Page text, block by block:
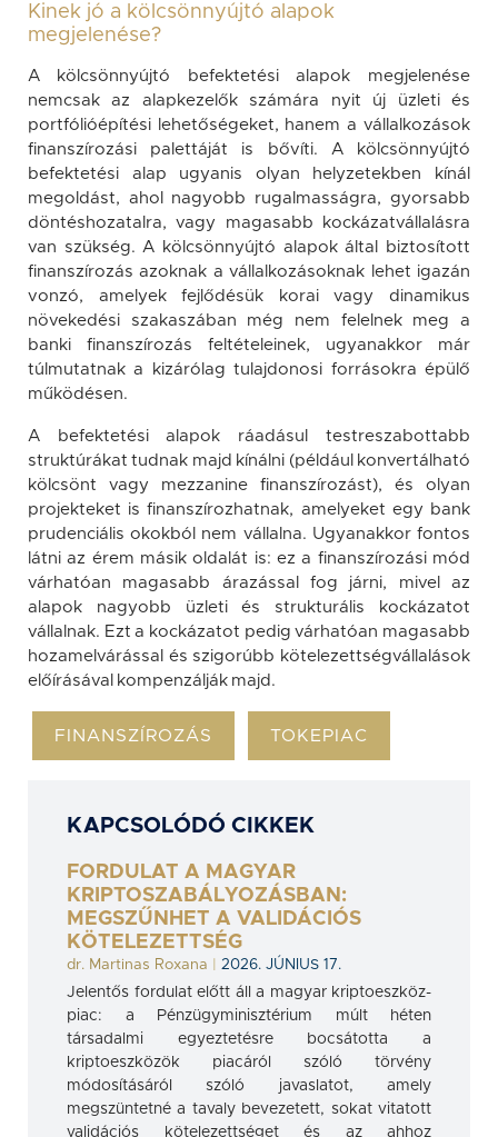
Kinek jó a kölcsönnyújtó alapok
megjelenése?
A kölcsönnyújtó befektetési alapok megjelenése
nemcsak az alapkezelők számára nyit új üzleti és
portfólióépítési lehetőségeket, hanem a vállalkozások
finanszírozási palettáját is bővíti. A kölcsönnyújtó
befektetési alap ugyanis olyan helyzetekben kínál
megoldást, ahol nagyobb rugalmasságra, gyorsabb
döntéshozatalra, vagy magasabb kockázatvállalásra
van szükség. A kölcsönnyújtó alapok által biztosított
finanszírozás azoknak a vállalkozásoknak lehet igazán
vonzó, amelyek fejlődésük korai vagy dinamikus
növekedési szakaszában még nem felelnek meg a
banki finanszírozás feltételeinek, ugyanakkor már
túlmutatnak a kizárólag tulajdonosi forrásokra épülő
működésen.
A befektetési alapok ráadásul testreszabottabb
struktúrákat tudnak majd kínálni (például konvertálható
kölcsönt vagy mezzanine finanszírozást), és olyan
projekteket is finanszírozhatnak, amelyeket egy bank
prudenciális okokból nem vállalna. Ugyanakkor fontos
látni az érem másik oldalát is: ez a finanszírozási mód
várhatóan magasabb árazással fog járni, mivel az
alapok nagyobb üzleti és strukturális kockázatot
vállalnak. Ezt a kockázatot pedig várhatóan magasabb
hozamelvárással és szigorúbb kötelezettségvállalások
előírásával kompenzálják majd.
FINANSZÍROZÁS TOKEPIAC
KAPCSOLÓDÓ CIKKEK
FORDULAT A MAGYAR
KRIPTOSZABÁLYOZÁSBAN:
MEGSZŰNHET A VALIDÁCIÓS
KÖTELEZETTSÉG
dr. Martinas Roxana
2026. JÚNIUS 17.
Jelentős fordulat előtt áll a magyar kriptoeszköz-
piac: a Pénzügyminisztérium múlt héten
társadalmi egyeztetésre bocsátotta a
kriptoeszközök piacáról szóló törvény
módosításáról szóló javaslatot, amely
megszüntetné a tavaly bevezetett, sokat vitatott
validációs kötelezettséget és az ahhoz